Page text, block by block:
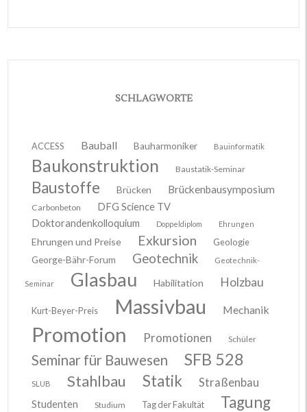
SCHLAGWORTE
ACCESS Bauball Bauharmoniker Bauinformatik
Baukonstruktion Baustatik-Seminar
Baustoffe Brücken Brückenbausymposium
Carbonbeton
DFG Science TV
Doktorandenkolloquium
Doppeldiplom Ehrungen
Ehrungen und Preise Exkursion
Geologie
George-Bähr-Forum
Geotechnik Geotechnik-
Seminar Glasbau Habilitation Holzbau
Kurt-Beyer-Preis Massivbau Mechanik
Promotion Promotionen Schüler
Seminar für Bauwesen SFB 528
SLUB Stahlbau Statik Straßenbau
Studenten Studium Tag der Fakultät Tagung